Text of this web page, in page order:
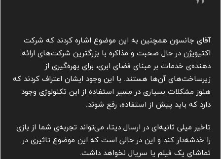
آقای جانسون همچنین به این موضوع اشاره کردند که شرکت
اکتیویژن در حال صحبت و مذاکره با بزرگترین شرکت‌های ارائه
دهنده‌ی خدمات بر مبنای فضای ابری، برای بهره‌گیری از
زیرساخت‌های آن‌ها هستند. با این وجود ایشان اعتراف کردند که
هنوز مشکلات بسیاری در مسیر استفاده از این تکنولوژی وجود
دارد که باید پیش از استفاده، رفع شوند.
تاخیر میلی ثانیه‌ای در ارسال دیتا، می‌تواند تجربه‌ی شما از بازی
را خدشه‌دار کند و این در حالی است که این موضوع تاثیری در
تماشای یک فیلم یا سریال نخواهد داشت.